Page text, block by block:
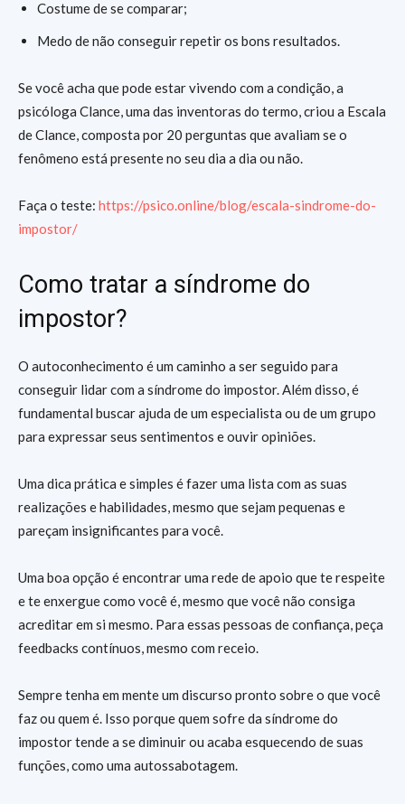
Costume de se comparar;
Medo de não conseguir repetir os bons resultados.
Se você acha que pode estar vivendo com a condição, a
psicóloga Clance, uma das inventoras do termo, criou a Escala
de Clance, composta por 20 perguntas que avaliam se o
fenômeno está presente no seu dia a dia ou não.
Faça o teste: https://psico.online/blog/escala-sindrome-do-
impostor/
Como tratar a síndrome do
impostor?
O autoconhecimento é um caminho a ser seguido para
conseguir lidar com a síndrome do impostor. Além disso, é
fundamental buscar ajuda de um especialista ou de um grupo
para expressar seus sentimentos e ouvir opiniões.
Uma dica prática e simples é fazer uma lista com as suas
realizações e habilidades, mesmo que sejam pequenas e
pareçam insignificantes para você.
Uma boa opção é encontrar uma rede de apoio que te respeite
e te enxergue como você é, mesmo que você não consiga
acreditar em si mesmo. Para essas pessoas de confiança, peça
feedbacks contínuos, mesmo com receio.
Sempre tenha em mente um discurso pronto sobre o que você
faz ou quem é. Isso porque quem sofre da síndrome do
impostor tende a se diminuir ou acaba esquecendo de suas
funções, como uma autossabotagem.